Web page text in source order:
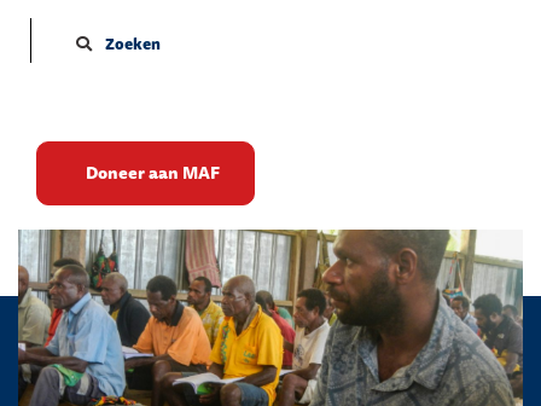
Zoeken
Doneer aan MAF
Van wapens naar Bijbels